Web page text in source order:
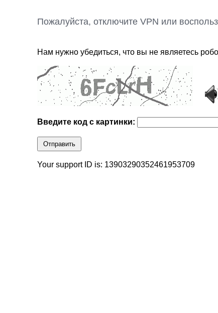
Пожалуйста, отключите VPN или
Нам нужно убедиться, что вы не являетесь
Введите код с картинки:
Отправить
Your support ID is: 13903290352461953709